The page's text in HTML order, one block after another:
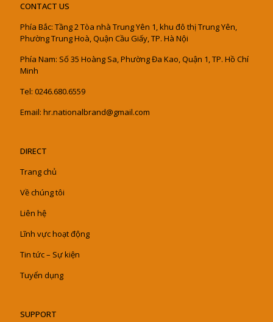
CONTACT US
Phía Bắc: Tầng 2 Tòa nhà Trung Yên 1, khu đô thị Trung Yên,
Phường Trung Hoà, Quận Cầu Giấy, TP. Hà Nội
Phía Nam: Số 35 Hoàng Sa, Phường Đa Kao, Quận 1, TP. Hồ Chí
Minh
Tel: 0246.680.6559
Email: hr.nationalbrand@gmail.com
DIRECT
Trang chủ
Về chúng tôi
Liên hệ
Lĩnh vực hoạt động
Tin tức – Sự kiện
Tuyển dụng
SUPPORT